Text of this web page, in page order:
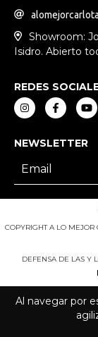
Al navegar por
Showroom:
Isidro. Abierto
REDES
NEWSLETTER
COPYRIGHT A LO MEJOR
DEFENSA DE LAS Y